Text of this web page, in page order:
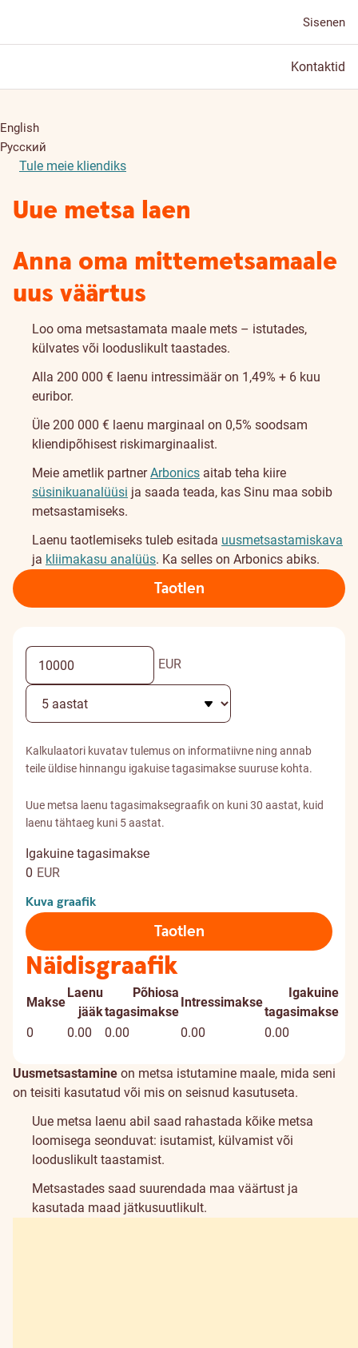
Sisenen
Kontaktid
English
Русский
Tule meie kliendiks
Uue metsa laen
Anna oma mittemetsamaale
uus väärtus
Loo oma metsastamata maale mets – istutades,
külvates või looduslikult taastades.
Alla 200 000 € laenu intressimäär on 1,49% + 6 kuu
euribor.
Üle 200 000 € laenu marginaal on 0,5% soodsam
kliendipõhisest riskimarginaalist.
Meie ametlik partnerArbonics aitab teha kiire
süsinikuanalüüsi ja saada teada, kas Sinu maa sobib
metsastamiseks.
Laenu taotlemiseks tuleb esitada uusmetsastamiskava
ja kliimakasu analüüs. Ka selles on Arbonics abiks.
Taotlen
EUR
Kalkulaatori kuvatav tulemus on informatiivne ning annab
teile üldise hinnangu igakuise tagasimakse suuruse kohta.
Uue metsa laenu tagasimaksegraafik on kuni 30 aastat, kuid
laenu tähtaeg kuni 5 aastat.
Igakuine tagasimakse
0 EUR
Kuva graafik
Taotlen
Näidisgraafik
Makse
Laenu
jääk
Põhiosa
tagasimakse
Intressimakse
Igakuine
tagasimakse
0
0.00 0.00 0.00 0.00
Uusmetsastamine on metsa istutamine maale, mida seni
on teisiti kasutatud või mis on seisnud kasutuseta.
Uue metsa laenu abil saad rahastada kõike metsa
loomisega seonduvat: isutamist, külvamist või
looduslikult taastamist.
Metsastades saad suurendada maa väärtust ja
kasutada maad jätkusuutlikult.